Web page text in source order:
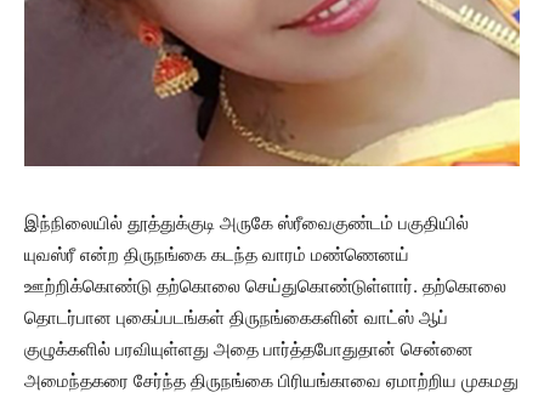
இந்நிலையில் தூத்துக்குடி அருகே ஸ்ரீவைகுண்டம் பகுதியில்
யுவஸ்ரீ என்ற திருநங்கை கடந்த வாரம் மண்ணெனய்
ஊற்றிக்கொண்டு தற்கொலை செய்துகொண்டுள்ளார். தற்கொலை
தொடர்பான புகைப்படங்கள் திருநங்கைகளின் வாட்ஸ் ஆப்
குழுக்களில் பரவியுள்ளது அதை பார்த்தபோதுதான் சென்னை
அமைந்தகரை சேர்ந்த திருநங்கை பிரியங்காவை ஏமாற்றிய முகமது